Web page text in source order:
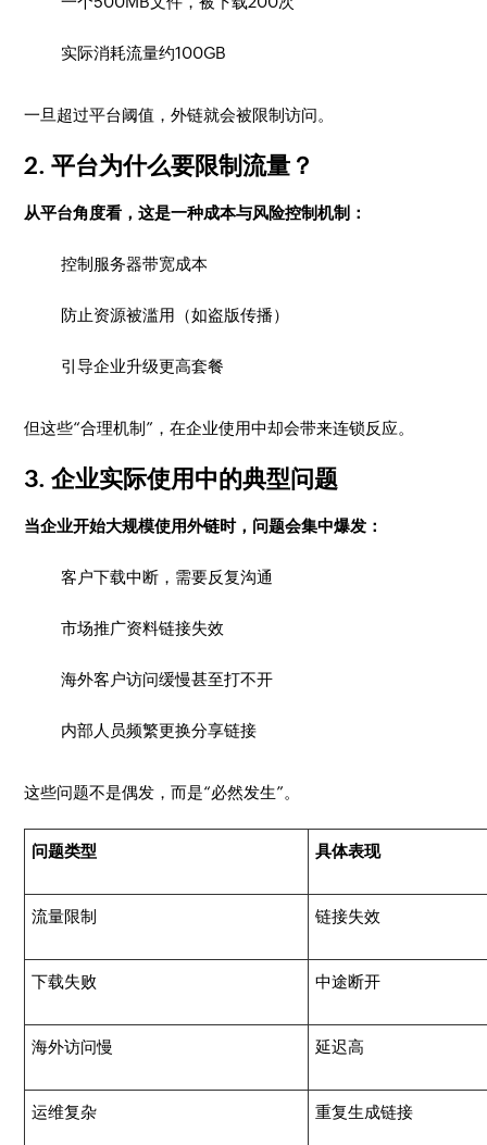
实际消耗流量约100GB
一旦超过平台阈值，外链就会被限制访问。
2. 平台为什么要限制流量？
从平台角度看，这是一种成本与风险控制机制：
控制服务器带宽成本
防止资源被滥用（如盗版传播）
引导企业升级更高套餐
但这些“合理机制”，在企业使用中却会带来连锁反应。
3. 企业实际使用中的典型问题
当企业开始大规模使用外链时，问题会集中爆发：
客户下载中断，需要反复沟通
市场推广资料链接失效
海外客户访问缓慢甚至打不开
内部人员频繁更换分享链接
这些问题不是偶发，而是“必然发生”。
问题类型 具体表现
流量限制 链接失效
下载失败 中途断开
海外访问慢 延迟高
运维复杂 重复生成链接